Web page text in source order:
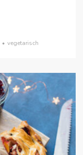
• vegetarisch